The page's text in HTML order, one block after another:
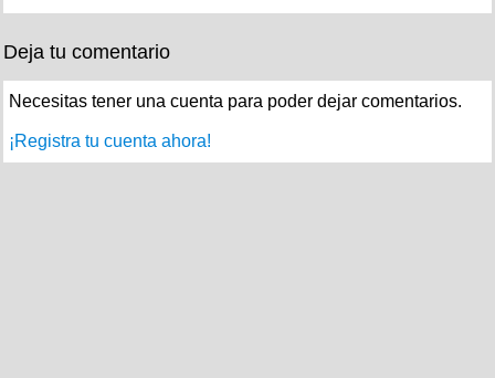
Deja tu comentario
Necesitas tener una cuenta para poder dejar comentarios.
¡Registra tu cuenta ahora!